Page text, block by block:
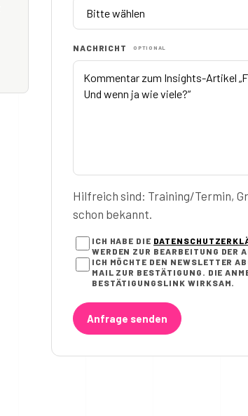
NACHRICHT OPTIONAL
Hilfreich sind: Training/Termin,
schon bekannt.
ICH HABE DIE
WERDEN ZUR BEARBEITUNG DER
ICH MÖCHTE DEN NEWSLETTER
AIL ZUR BESTÄTIGUNG. DIE
ESTÄTIGUNGSLINK WIRKSAM.
Anfrage senden